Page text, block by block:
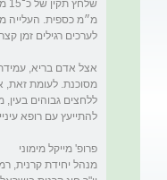
מ״מ כספית. העלייה
אצל אדם בריא,
מסוכנת. לעומת זאת,
ללחצים גבוהים בעין,